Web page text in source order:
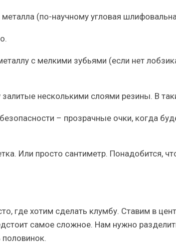
металла (по-научному угловая
с мелкими зубьями (если нет
несколькими слоями резины. В
– прозрачные очки, когда
Или просто сантиметр. Понадобится,
где хотим сделать клумбу. Ставим в
самое сложное. Нам нужно